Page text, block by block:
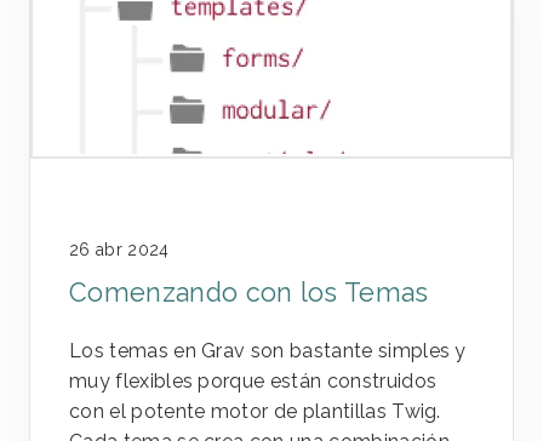
26 abr 2024
Comenzando con los Temas
Los temas en Grav son bastante simples y
muy flexibles porque están construidos
con el potente motor de plantillas Twig.